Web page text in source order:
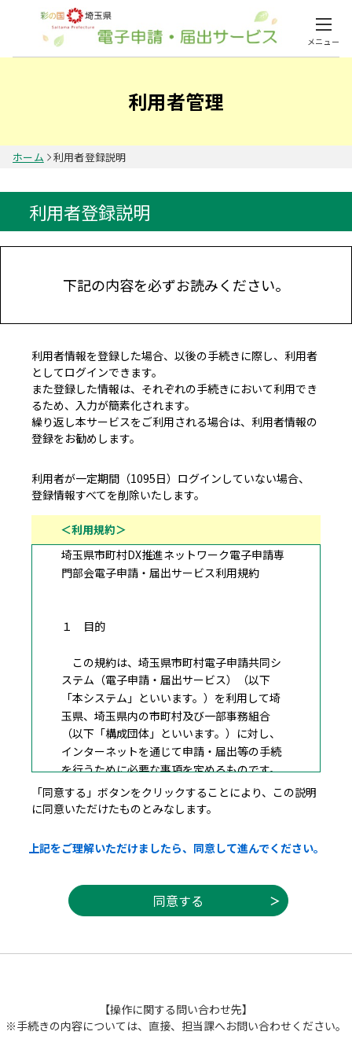
メニュー
利用者管理
ホーム 利用者登録説明
利用者登録説明
下記の内容を必ずお読みください。
利用者情報を登録した場合、以後の手続きに際し、利用者
としてログインできます。
また登録した情報は、それぞれの手続きにおいて利用でき
るため、入力が簡素化されます。
繰り返し本サービスをご利用される場合は、利用者情報の
登録をお勧めします。
利用者が一定期間（1095日）ログインしていない場合、
登録情報すべてを削除いたします。
＜利用規約＞
埼玉県市町村DX推進ネットワーク電子申請専
門部会電子申請・届出サービス利用規約
１ 目的
この規約は、埼玉県市町村電子申請共同シ
ステム（電子申請・届出サービス）（以下
「本システム」といいます。）を利用して埼
玉県、埼玉県内の市町村及び一部事務組合
（以下「構成団体」といいます。）に対し、
インターネットを通じて申請・届出等の手続
を行うために必要な事項を定めるものです。
本システムを利用して申請・届出等手続を
要です。このことを前提に、構成団体は本シ
ステムのサービスを提供します。本システム
みについても、この規約に同意したものとみ
なします。
「同意する」ボタンをクリックすることにより、この説明
に同意いただけたものとみなします。
上記をご理解いただけましたら、同意して進んでください。
【操作に関する問い合わせ先】
※手続きの内容については、直接、担当課へお問い合わせください。